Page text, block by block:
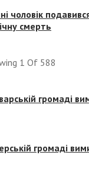
чоловік
смерть
1 Of 588
громаді
громаді